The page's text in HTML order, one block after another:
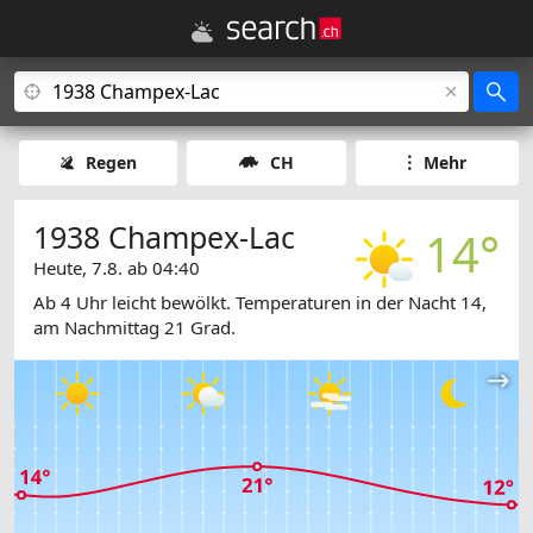
Regen CH Mehr
14°
1938 Champex-Lac
Heute, 7.8. ab 04:40
Ab 4 Uhr leicht bewölkt. Temperaturen in der Nacht 14,
am Nachmittag 21 Grad.